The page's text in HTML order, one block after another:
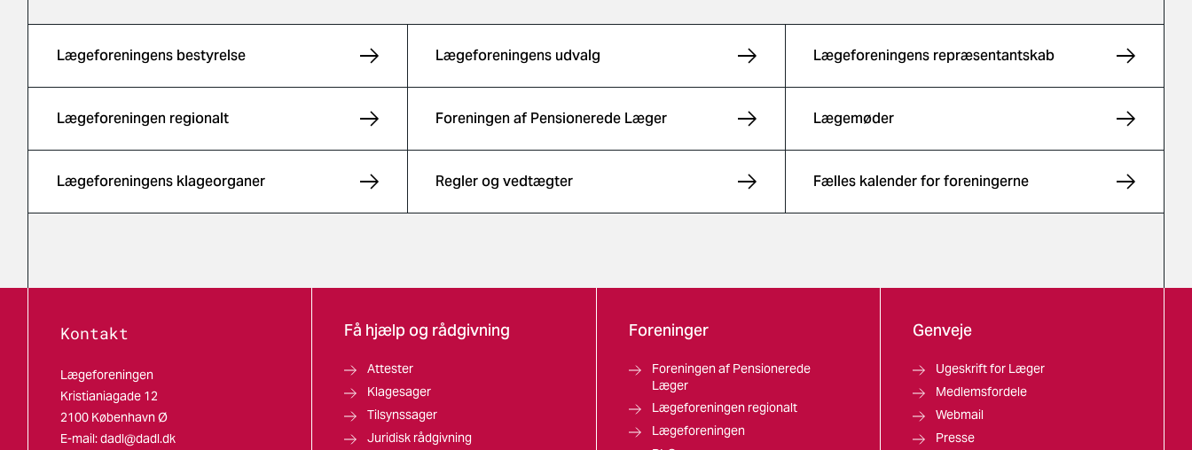
Lægeforeningens bestyrelse Lægeforeningens udvalg Lægeforeningens repræsentantskab
Lægeforeningen regionalt Foreningen af Pensionerede Læger Lægemøder
Lægeforeningens klageorganer Regler og vedtægter Fælles kalender for foreningerne
Kontakt
Lægeforeningen
Kristianiagade 12
2100 København Ø
E-mail:dadl@dadl.dk
Få hjælp og rådgivning
Attester
Klagesager
Tilsynssager
Juridisk rådgivning
Foreninger
Foreningen af Pensionerede
Læger
Lægeforeningen regionalt
Lægeforeningen
Genveje
Ugeskrift for Læger
Medlemsfordele
Webmail
Presse